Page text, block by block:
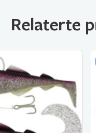
Relaterte